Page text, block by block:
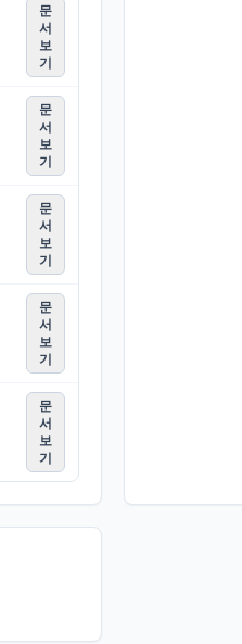
문
서
보
기
문
서
보
기
문
서
보
기
문
서
보
기
문
서
보
기